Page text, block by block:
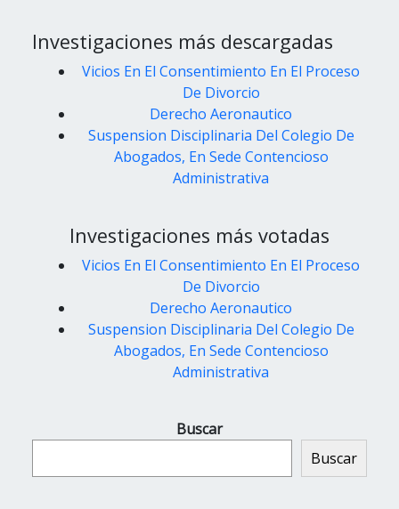
Investigaciones más descargadas
Vicios En El Consentimiento En El Proceso
De Divorcio
Derecho Aeronautico
Suspension Disciplinaria Del Colegio De
Abogados, En Sede Contencioso
Administrativa
Investigaciones más votadas
Vicios En El Consentimiento En El Proceso
De Divorcio
Derecho Aeronautico
Suspension Disciplinaria Del Colegio De
Abogados, En Sede Contencioso
Administrativa
Buscar
Buscar